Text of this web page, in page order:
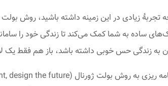
تجربۀ زیادی در این زمینه داشته باشید، روش
ساده به شما کمک می‌کند تا زندگی خود را
به زندگی حس خوبی داشته باشد، باز هم فقط